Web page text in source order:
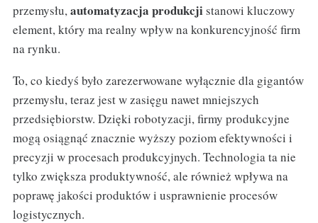
przemysłu,automatyzacja produkcjistanowi kluczowy
element, który ma realny wpływ na konkurencyjność firm
na rynku.
To, co kiedyś było zarezerwowane wyłącznie dla gigantów
przemysłu, teraz jest w zasięgu nawet mniejszych
przedsiębiorstw. Dzięki robotyzacji, firmy produkcyjne
mogą osiągnąć znacznie wyższy poziom efektywności i
precyzji w procesach produkcyjnych. Technologia ta nie
tylko zwiększa produktywność, ale również wpływa na
poprawę jakości produktów i usprawnienie procesów
logistycznych.